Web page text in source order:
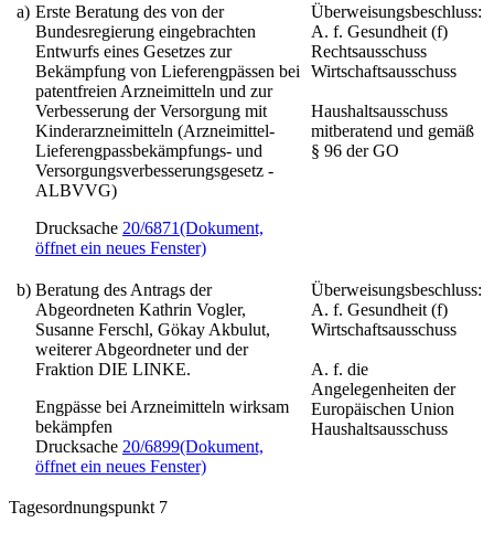
a) Erste Beratung des von der
Bundesregierung eingebrachten
Entwurfs eines Gesetzes zur
Bekämpfung von Lieferengpässen bei
patentfreien Arzneimitteln und zur
Verbesserung der Versorgung mit
Kinderarzneimitteln (Arzneimittel-
Lieferengpassbekämpfungs- und
Versorgungsverbesserungsgesetz -
ALBVVG)
Drucksache 20/6871(Dokument,
öffnet ein neues Fenster)
Überweisungsbeschluss:
A. f. Gesundheit (f)
Rechtsausschuss
Wirtschaftsausschuss
Haushaltsausschuss
mitberatend und gemäß
§ 96 der GO
b) Beratung des Antrags der
Abgeordneten Kathrin Vogler,
Susanne Ferschl, Gökay Akbulut,
weiterer Abgeordneter und der
Fraktion DIE LINKE.
Engpässe bei Arzneimitteln wirksam
bekämpfen
Drucksache 20/6899(Dokument,
öffnet ein neues Fenster)
Überweisungsbeschluss:
A. f. Gesundheit (f)
Wirtschaftsausschuss
A. f. die
Angelegenheiten der
Europäischen Union
Haushaltsausschuss
Tagesordnungspunkt 7